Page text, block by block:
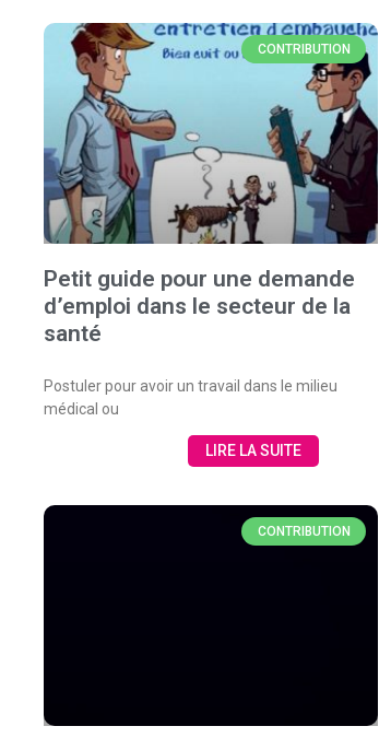
CONTRIBUTION
Petit guide pour une demande
d’emploi dans le secteur de la
santé
Postuler pour avoir un travail dans le milieu
médical ou
LIRE LA SUITE
CONTRIBUTION